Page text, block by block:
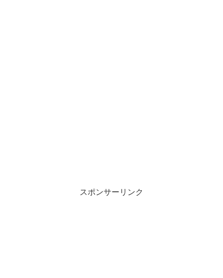
スポンサーリンク